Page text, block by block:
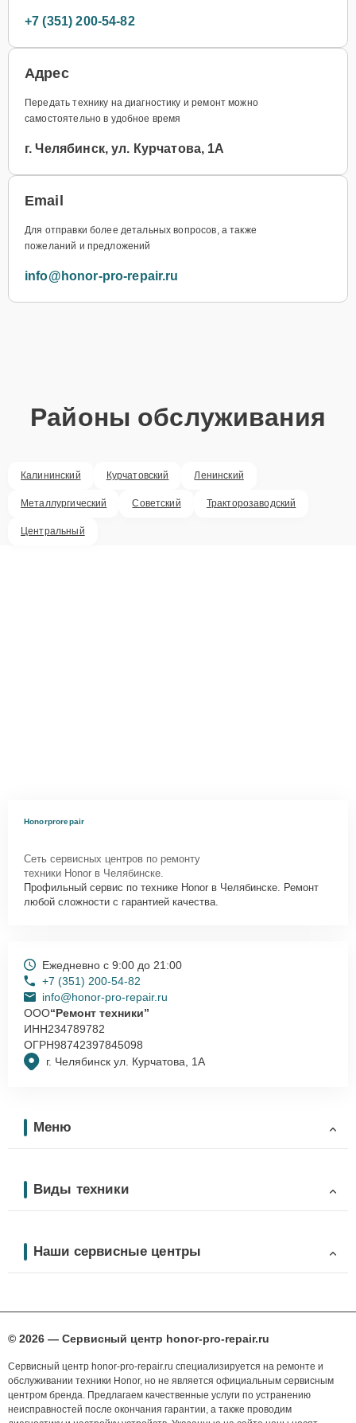
+7 (351) 200-54-82
Адрес
Передать технику на диагностику и ремонт можно
самостоятельно в удобное время
г. Челябинск, ул. Курчатова, 1А
Email
Для отправки более детальных вопросов, а также
пожеланий и предложений
info@honor-pro-repair.ru
Районы обслуживания
Калининский Курчатовский Ленинский
Металлургический Советский Тракторозаводский
Центральный
Honorprorepair
Сеть сервисных центров по ремонту
техники Honor в Челябинске.
Профильный сервис по технике Honor в Челябинске. Ремонт
любой сложности с гарантией качества.
г. Челябинск ул. Курчатова, 1А
Ежедневно с 9:00 до 21:00
+7 (351) 200-54-82
info@honor-pro-repair.ru
ООО“Ремонт техники”
ИНН234789782
ОГРН98742397845098
Меню
Виды техники
Наши сервисные центры
© 2026 — Сервисный центр honor-pro-repair.ru
Сервисный центр honor-pro-repair.ru специализируется на ремонте и
обслуживании техники Honor, но не является официальным сервисным
центром бренда. Предлагаем качественные услуги по устранению
неисправностей после окончания гарантии, а также проводим